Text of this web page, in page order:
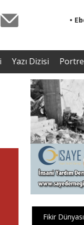
çağrı
•
Yazı Dizisi Portre
Fikir Dünyası